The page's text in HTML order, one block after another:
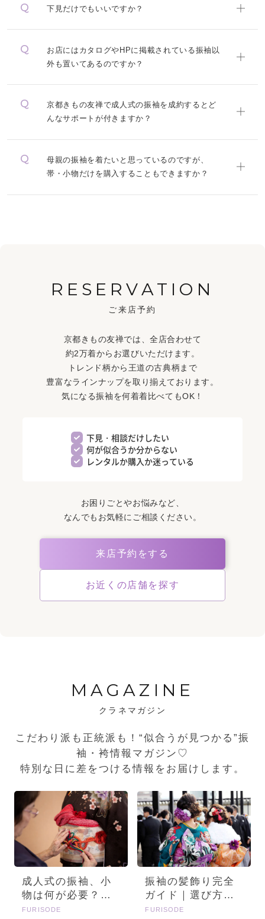
下見だけでもいいですか？
お店にはカタログやHPに掲載されている振袖以
外も置いてあるのですか？
京都きもの友禅で成人式の振袖を成約するとど
んなサポートが付きますか？
母親の振袖を着たいと思っているのですが、
帯・小物だけを購入することもできますか？
RESERVATION
ご来店予約
京都きもの友禅では、全店合わせて
約2万着からお選びいただけます。
トレンド柄から王道の古典柄まで
豊富なラインナップを取り揃えております。
気になる振袖を何着着比べてもOK！
下見・相談だけしたい
何が似合うか分からない
レンタルか購入か迷っている
お困りごとやお悩みなど、
なんでもお気軽にご相談ください。
来店予約をする
お近くの店舗を探す
MAGAZINE
クラネマガジン
こだわり派も正統派も！“似合うが見つかる”振
袖・袴情報マガジン♡
特別な日に差をつける情報をお届けします。
成人式の振袖、小
物は何が必要？画
像とセットで詳し
FURISODE
振袖の髪飾り完全
ガイド｜選び方・
種類・トレンドを
FURISODE